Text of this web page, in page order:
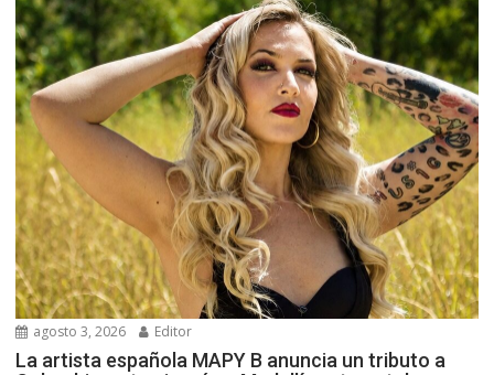
agosto 3, 2026 Editor
La artista española MAPY B anuncia un tributo a